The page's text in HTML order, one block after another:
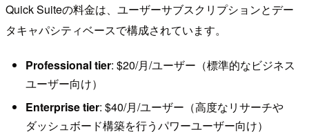
Quick Suiteの料金は、ユーザーサブスクリプションとデー
タキャパシティベースで構成されています。
Professional tier: $20/月/ユーザー（標準的なビジネス
ユーザー向け）
Enterprise tier: $40/月/ユーザー（高度なリサーチや
ダッシュボード構築を行うパワーユーザー向け）